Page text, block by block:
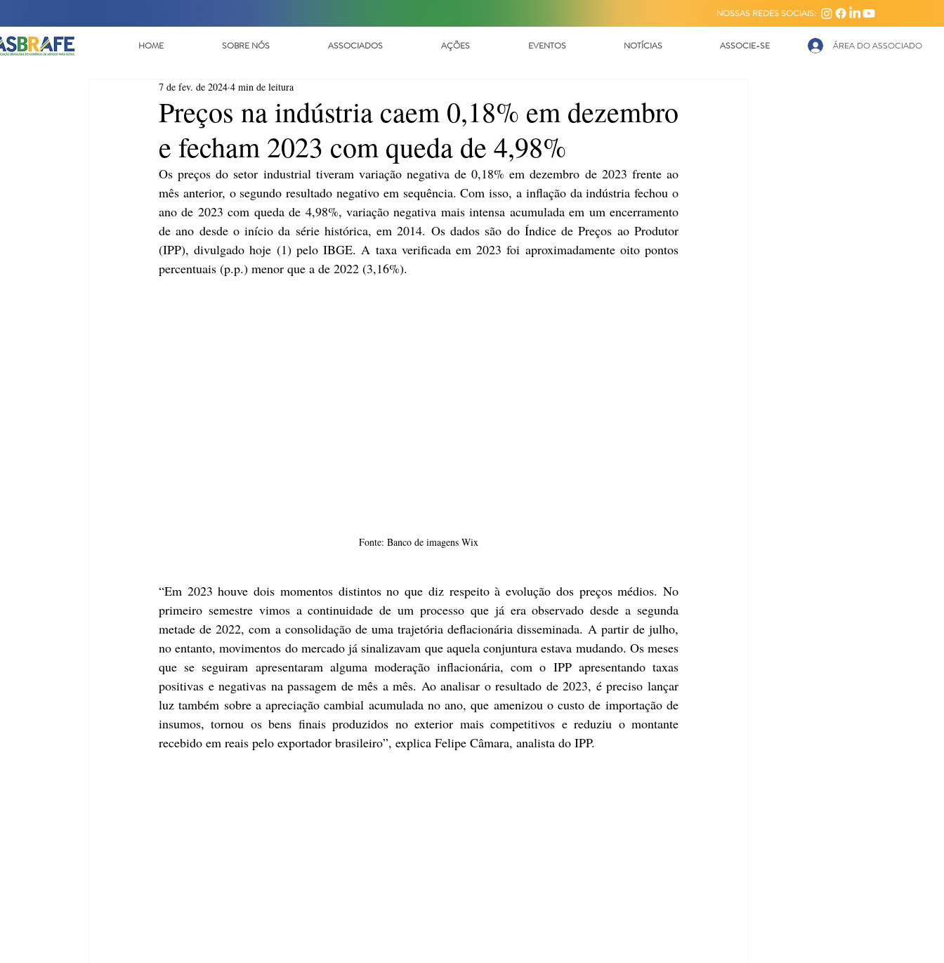
NOSSAS REDES SOCIAIS:
HOME SOBRE NÓS ASSOCIADOS AÇÕES EVENTOS NOTÍCIAS ASSOCIE-SE ÁREA DO ASSOCIADO
Preços na indústria caem 0,18% em dezembro
e fecham 2023 com queda de 4,98%
7 de fev. de 2024 4 min de leitura
Os preços do setor industrial tiveram variação negativa de 0,18% em dezembro de 2023 frente ao
mês anterior, o segundo resultado negativo em sequência. Com isso, a inflação da indústria fechou o
ano de 2023 com queda de 4,98%, variação negativa mais intensa acumulada em um encerramento
de ano desde o início da série histórica, em 2014. Os dados são do Índice de Preços ao Produtor
(IPP), divulgado hoje (1) pelo IBGE. A taxa verificada em 2023 foi aproximadamente oito pontos
percentuais (p.p.) menor que a de 2022 (3,16%).
Fonte: Banco de imagens Wix
“Em 2023 houve dois momentos distintos no que diz respeito à evolução dos preços médios. No
primeiro semestre vimos a continuidade de um processo que já era observado desde a segunda
metade de 2022, com a consolidação de uma trajetória deflacionária disseminada. A partir de julho,
no entanto, movimentos do mercado já sinalizavam que aquela conjuntura estava mudando. Os meses
que se seguiram apresentaram alguma moderação inflacionária, com o IPP apresentando taxas
positivas e negativas na passagem de mês a mês. Ao analisar o resultado de 2023, é preciso lançar
luz também sobre a apreciação cambial acumulada no ano, que amenizou o custo de importação de
insumos, tornou os bens finais produzidos no exterior mais competitivos e reduziu o montante
recebido em reais pelo exportador brasileiro”, explica Felipe Câmara, analista do IPP.